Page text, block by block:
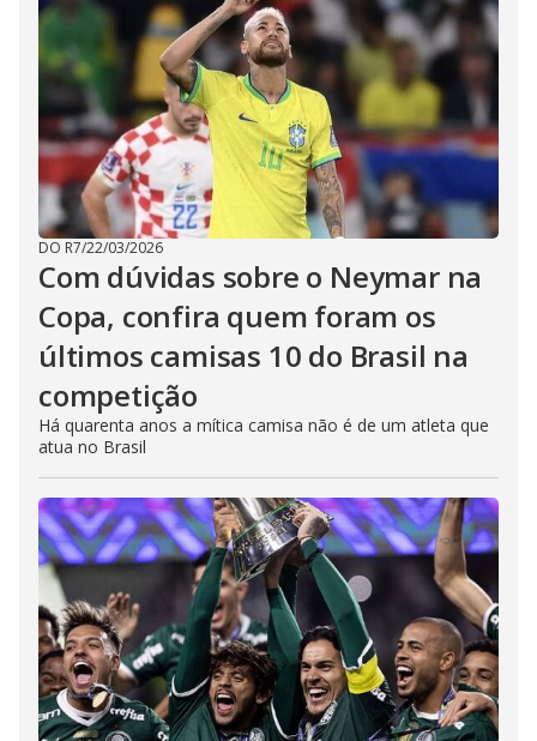
DO R7/22/03/2026
Com dúvidas sobre o Neymar na
Copa, confira quem foram os
últimos camisas 10 do Brasil na
competição
Há quarenta anos a mítica camisa não é de um atleta que
atua no Brasil